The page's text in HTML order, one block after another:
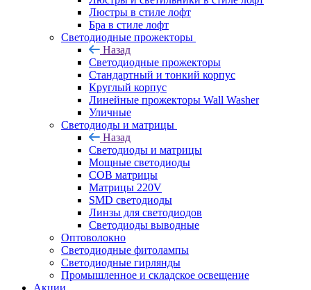
Люстры в стиле лофт
Бра в стиле лофт
Светодиодные прожекторы
Назад
Светодиодные прожекторы
Стандартный и тонкий корпус
Круглый корпус
Линейные прожекторы Wall Washer
Уличные
Светодиоды и матрицы
Назад
Светодиоды и матрицы
Мощные светодиоды
COB матрицы
Матрицы 220V
SMD светодиоды
Линзы для светодиодов
Светодиоды выводные
Оптоволокно
Светодиодные фитолампы
Светодиодные гирлянды
Промышленное и складское освещение
Акции